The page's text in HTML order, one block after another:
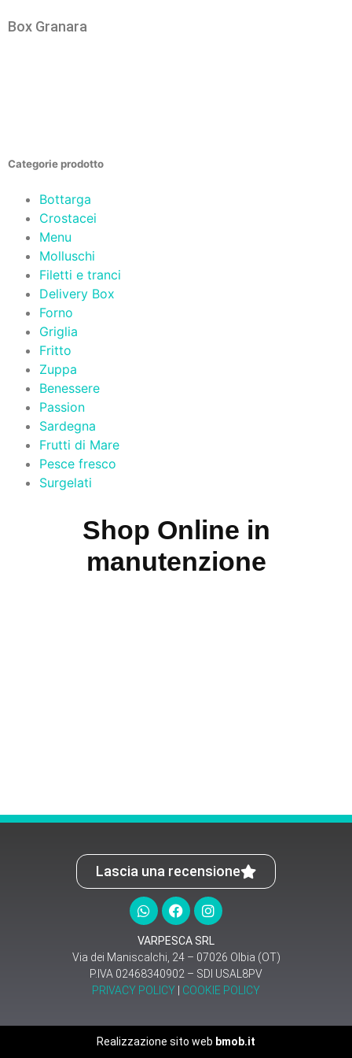
Categorie prodotto
Bottarga
Crostacei
Menu
Molluschi
Filetti e tranci
Delivery Box
Forno
Griglia
Fritto
Zuppa
Benessere
Passion
Sardegna
Frutti di Mare
Pesce fresco
Surgelati
Box Granara
Shop Online in
manutenzione
Lascia una recensione
VARPESCA SRL
Via dei Maniscalchi, 24 – 07026 Olbia (OT)
P.IVA 02468340902 – SDI USAL8PV
PRIVACY POLICY
COOKIE POLICY
Realizzazione sito web bmob.it